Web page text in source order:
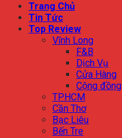
Trang Chủ
Tin Tức
Top Review
Vĩnh Long
F&B
Dịch Vụ
Cửa Hàng
Cộng đồng
TPHCM
Cần Thơ
Bạc Liêu
Bến Tre